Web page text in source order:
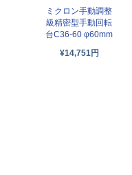
ミクロン手動調整
級精密型手動回転
台C36-60 φ60mm
¥14,751円